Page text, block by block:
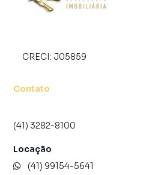
CRECI: J05859
Contato
(41) 3282-8100
Locação
(41) 99154-5641